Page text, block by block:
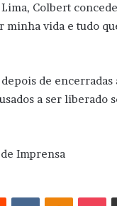
Colbert
vida e tudo
de
a ser liberado
Imprensa
VK OK